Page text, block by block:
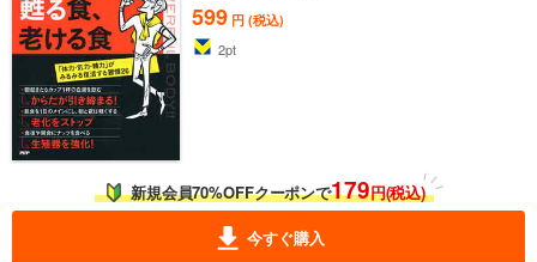
599 円 (税込)
2pt
新規会員70%OFFクーポンで179円(税込)
今すぐ購入